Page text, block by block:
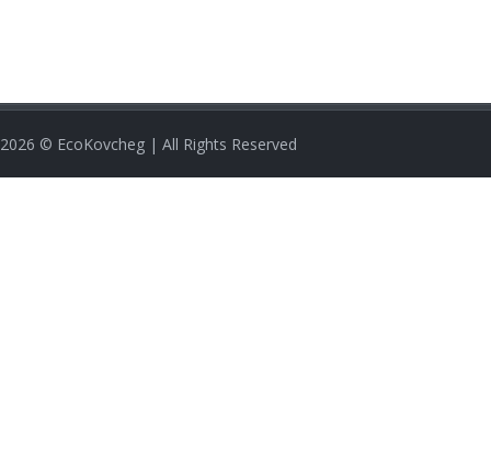
2026 © EcoKovcheg | All Rights Reserved